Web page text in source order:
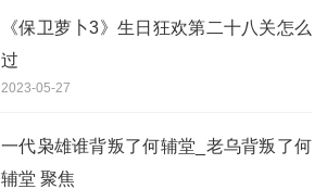
《保卫萝卜3》生日狂欢第二十八关怎么
过
2023-05-27
一代枭雄谁背叛了何辅堂_老乌背叛了何
辅堂 聚焦